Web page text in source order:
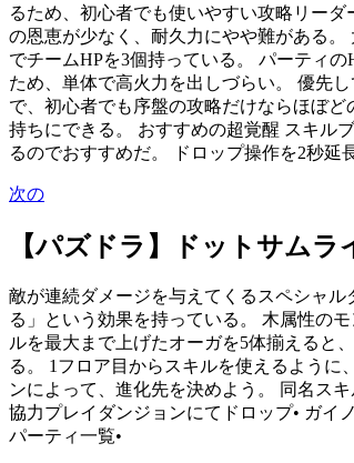
るため、初心者でも使いやすい攻略リー
の恩恵が少なく、耐久力にやや難がある
でチームHPを3個持っている。 パーティ
ため、単体で高火力を出しづらい。 優先
で、初心者でも序盤の攻略だけならほぼ
持ちにできる。 おすすめの超覚醒 スキル
るのでおすすめだ。 ドロップ操作を2秒延
次の
【パズドラ】ドットサム
敵が連続ダメージを与えてくるスペシャ
る」という効果を持っている。 木属性の
ルを最大まで上げたオーガを5体揃えると
る。 1フロア目からスキルを使えるよう
ンによって、進化先を決めよう。 同名ス
協力プレイダンジョンにてドロップ• ガイ
パーティ一覧•